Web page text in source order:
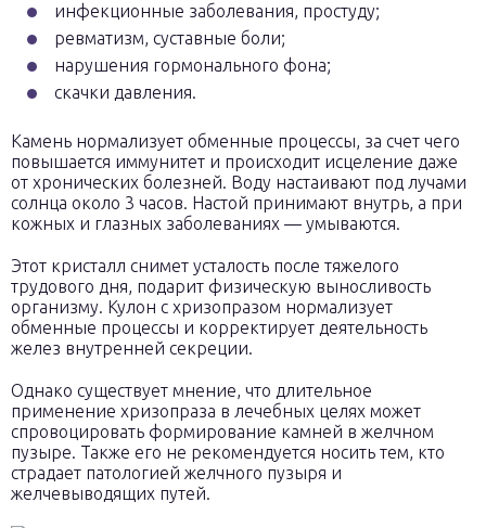
инфекционные заболевания, простуду;
ревматизм, суставные боли;
нарушения гормонального фона;
скачки давления.
Камень нормализует обменные процессы, за счет чего
повышается иммунитет и происходит исцеление даже
от хронических болезней. Воду настаивают под лучами
солнца около 3 часов. Настой принимают внутрь, а при
кожных и глазных заболеваниях — умываются.
Этот кристалл снимет усталость после тяжелого
трудового дня, подарит физическую выносливость
организму. Кулон с хризопразом нормализует
обменные процессы и корректирует деятельность
желез внутренней секреции.
Однако существует мнение, что длительное
применение хризопраза в лечебных целях может
спровоцировать формирование камней в желчном
пузыре. Также его не рекомендуется носить тем, кто
страдает патологией желчного пузыря и
желчевыводящих путей.